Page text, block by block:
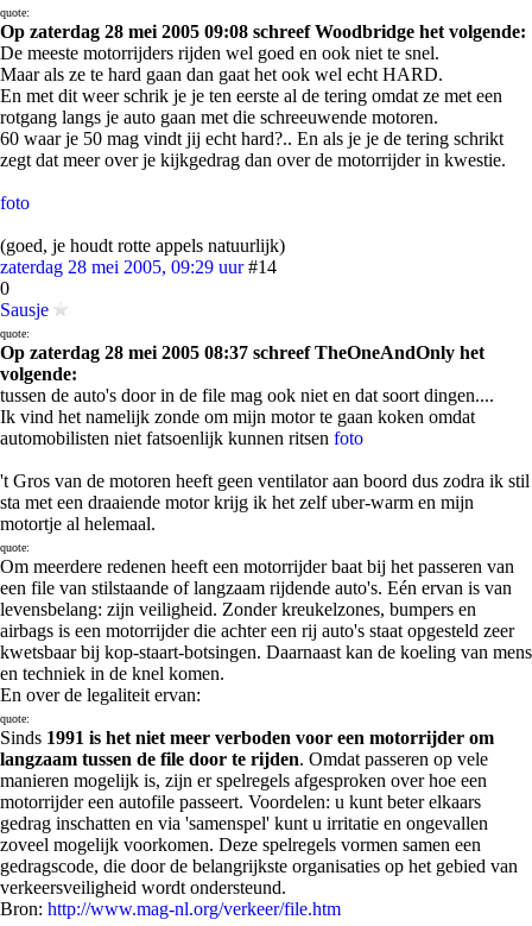
quote:
Op zaterdag 28 mei 2005 09:08 schreef Woodbridge het volgende:
De meeste motorrijders rijden wel goed en ook niet te snel.
Maar als ze te hard gaan dan gaat het ook wel echt HARD.
En met dit weer schrik je je ten eerste al de tering omdat ze met een
rotgang langs je auto gaan met die schreeuwende motoren.
60 waar je 50 mag vindt jij echt hard?.. En als je je de tering schrikt
zegt dat meer over je kijkgedrag dan over de motorrijder in kwestie.
foto
(goed, je houdt rotte appels natuurlijk)
zaterdag 28 mei 2005, 09:29 uur #14
0
Sausje
quote:
Op zaterdag 28 mei 2005 08:37 schreef TheOneAndOnly het
volgende:
tussen de auto's door in de file mag ook niet en dat soort dingen....
Ik vind het namelijk zonde om mijn motor te gaan koken omdat
automobilisten niet fatsoenlijk kunnen ritsen foto
't Gros van de motoren heeft geen ventilator aan boord dus zodra ik stil
sta met een draaiende motor krijg ik het zelf uber-warm en mijn
motortje al helemaal.
quote:
Om meerdere redenen heeft een motorrijder baat bij het passeren van
een file van stilstaande of langzaam rijdende auto's. Eén ervan is van
levensbelang: zijn veiligheid. Zonder kreukelzones, bumpers en
airbags is een motorrijder die achter een rij auto's staat opgesteld zeer
kwetsbaar bij kop-staart-botsingen. Daarnaast kan de koeling van mens
en techniek in de knel komen.
En over de legaliteit ervan:
quote:
Sinds 1991 is het niet meer verboden voor een motorrijder om
langzaam tussen de file door te rijden. Omdat passeren op vele
manieren mogelijk is, zijn er spelregels afgesproken over hoe een
motorrijder een autofile passeert. Voordelen: u kunt beter elkaars
gedrag inschatten en via 'samenspel' kunt u irritatie en ongevallen
zoveel mogelijk voorkomen. Deze spelregels vormen samen een
gedragscode, die door de belangrijkste organisaties op het gebied van
verkeersveiligheid wordt ondersteund.
Bron: http://www.mag-nl.org/verkeer/file.htm